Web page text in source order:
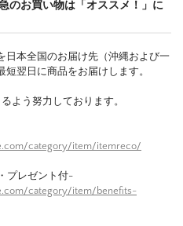
お買い物は「オススメ！」に
日本全国のお届け先（沖縄および一
翌日に商品をお届けします。
よう努力しております。
category/item/itemreco/
プレゼント付-
category/item/benefits-